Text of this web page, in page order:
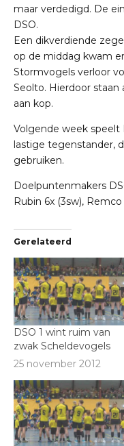
maar verdedigd. De
DSO.
Een dikverdiende
op de middag kwam
Stormvogels verloor
Seolto. Hierdoor staan
aan kop.
Volgende week speelt
lastige tegenstander,
gebruiken.
Doelpuntenmakers
Rubin 6x (3sw), Remco
Gerelateerd
DSO 1 wint ruim van
zwak Scheldevogels
25 november 2012